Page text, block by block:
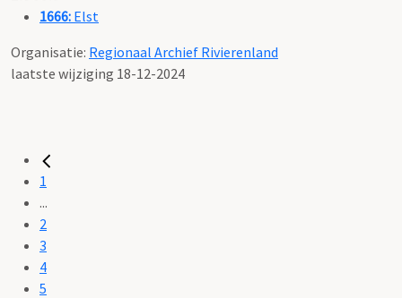
1666: Elst
Organisatie: Regionaal Archief Rivierenland
laatste wijziging 18-12-2024
1
...
2
3
4
5